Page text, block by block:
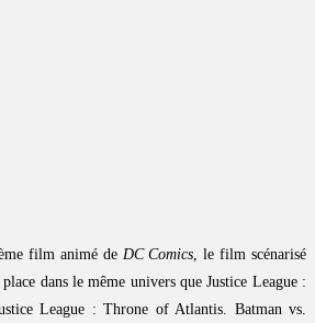
film animé de DC Comics, le film scénarisé
dans le même univers que Justice League :
League : Throne of Atlantis. Batman vs.